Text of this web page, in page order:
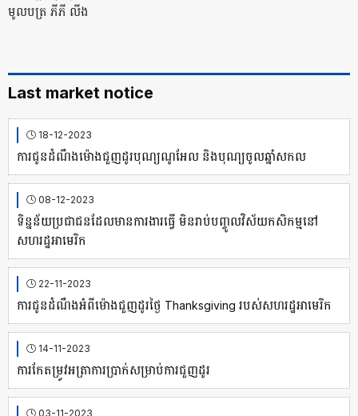
មូលបត្រ ភីភី លីង
Last market notice
18-12-2023
ការជូនដំណឹងម៉ោងជួញដូរបុណ្យណូអែល និងបុណ្យចូលឆ្នាំសកល
08-12-2023
ទិន្នន័យប្រជាជនដែលមានការងារធ្វើ មិនរាប់បញ្ចូលវិស័យកសិកម្មនៅ
សហរដ្ឋអាមេរិក
22-11-2023
ការជូនដំណឹងអំពីម៉ោងជួញដូរថ្ងៃ Thanksgiving របស់សហរដ្ឋអាមេរិក
14-11-2023
ការកែតម្រូវអត្រាការប្រាក់សម្រាប់ការជួញដូរ
03-11-2023